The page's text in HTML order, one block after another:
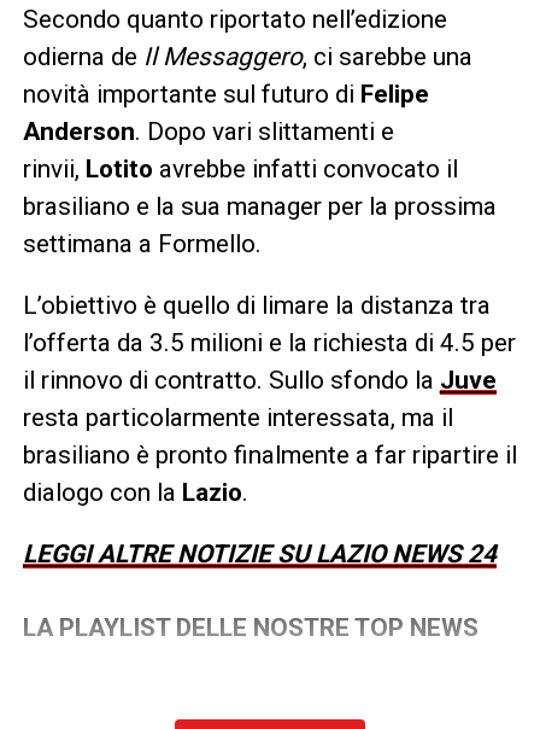
Secondo quanto riportato nell’edizione
odierna de Il Messaggero, ci sarebbe una
novità importante sul futuro di Felipe
Anderson. Dopo vari slittamenti e
rinvii, Lotito avrebbe infatti convocato il
brasiliano e la sua manager per la prossima
settimana a Formello.
L’obiettivo è quello di limare la distanza tra
l’offerta da 3.5 milioni e la richiesta di 4.5 per
il rinnovo di contratto. Sullo sfondo la Juve
resta particolarmente interessata, ma il
brasiliano è pronto finalmente a far ripartire il
dialogo con la Lazio.
LEGGI ALTRE NOTIZIE SU LAZIO NEWS 24
LA PLAYLIST DELLE NOSTRE TOP NEWS